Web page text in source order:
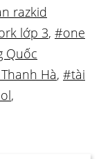
razkid
lớp 3, #one
Quốc
Hà, #tài
,